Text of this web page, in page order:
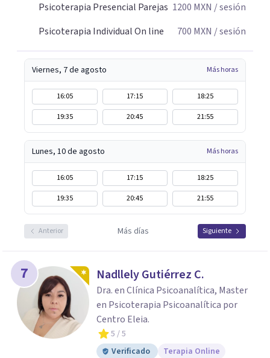
Psicoterapia Presencial Parejas 1200 MXN / sesión
Psicoterapia Individual On line
700 MXN / sesión
Viernes, 7 de agosto Más horas
16:05 17:15
18:25
19:35
20:45 21:55
Lunes, 10 de agosto Más horas
16:05 17:15
18:25
19:35
20:45 21:55
Anterior Más días Siguiente
7 Nadllely Gutiérrez C.
Dra. en Clínica Psicoanalítica, Master
en Psicoterapia Psicoanalítica por
Centro Eleia.
5 / 5
Verificado
Terapia Online